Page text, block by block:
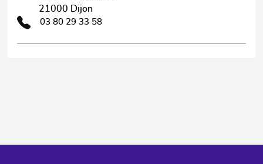
21000 Dijon
03 80 29 33 58